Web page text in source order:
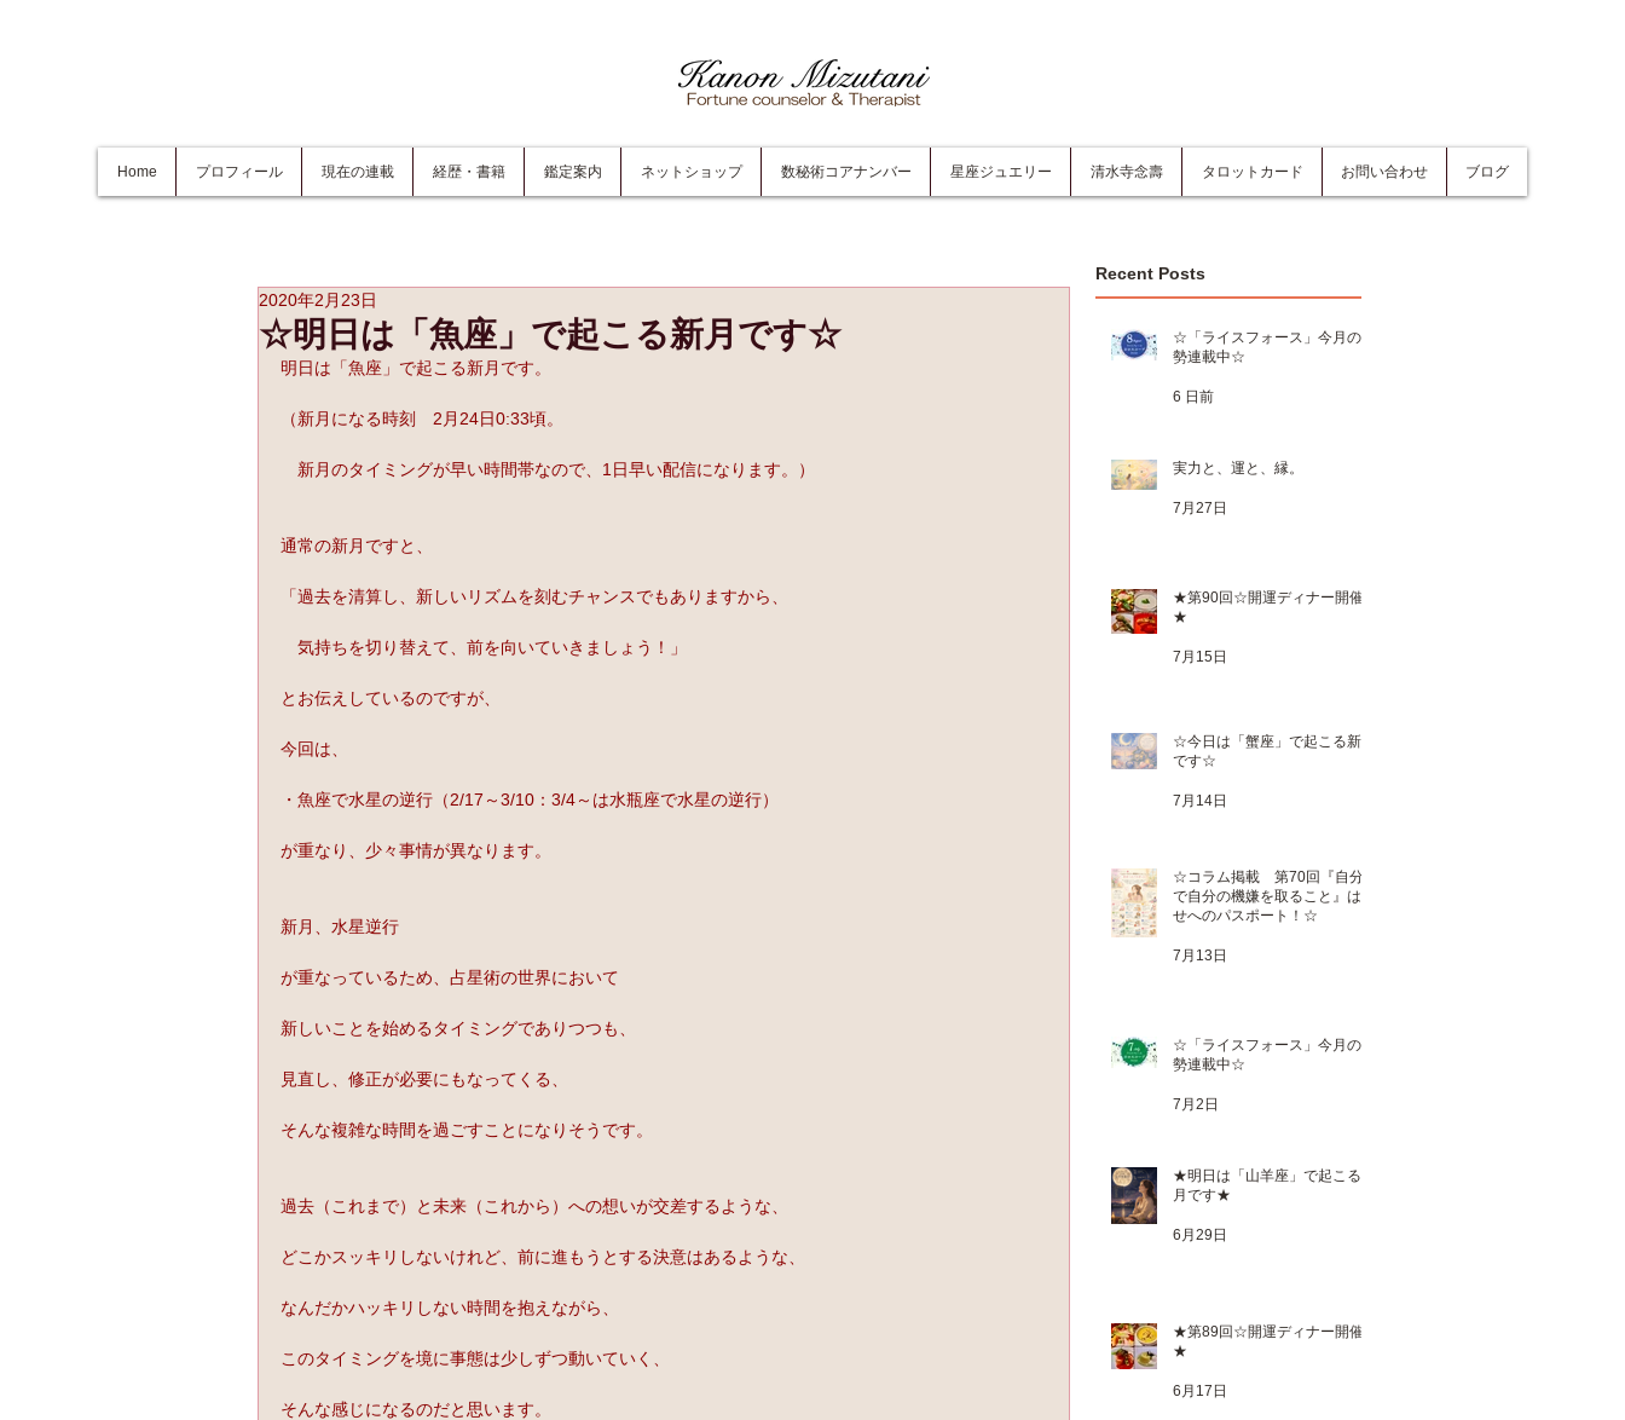
Home プロフィール 現在の連載 経歴・書籍 鑑定案内 ネットショップ 数秘術コアナンバー 星座ジュエリー 清水寺念壽 タロットカード お問い合わせ ブログ
☆明日は「魚座」で起こる新月です☆
2020年2月23日
明日は「魚座」で起こる新月です。
（新月になる時刻　2月24日0:33頃。
新月のタイミングが早い時間帯なので、1日早い配信になります。）
通常の新月ですと、
「過去を清算し、新しいリズムを刻むチャンスでもありますから、
気持ちを切り替えて、前を向いていきましょう！」
とお伝えしているのですが、
今回は、
・魚座で水星の逆行（2/17～3/10：3/4～は水瓶座で水星の逆行）
が重なり、少々事情が異なります。
新月、水星逆行
が重なっているため、占星術の世界において
新しいことを始めるタイミングでありつつも、
見直し、修正が必要にもなってくる、
そんな複雑な時間を過ごすことになりそうです。
過去（これまで）と未来（これから）への想いが交差するような、
どこかスッキリしないけれど、前に進もうとする決意はあるような、
なんだかハッキリしない時間を抱えながら、
このタイミングを境に事態は少しずつ動いていく、
そんな感じになるのだと思います。
Recent Posts
☆「ライスフォース」今月の運
勢連載中☆
6 日前
実力と、運と、縁。
7月27日
★第90回☆開運ディナー開催
★
7月15日
☆今日は「蟹座」で起こる新月
です☆
7月14日
☆コラム掲載 第70回『自分
で自分の機嫌を取ること』は幸
せへのパスポート！☆
7月13日
☆「ライスフォース」今月の運
勢連載中☆
7月2日
★明日は「山羊座」で起こる満
月です★
6月29日
★第89回☆開運ディナー開催
★
6月17日